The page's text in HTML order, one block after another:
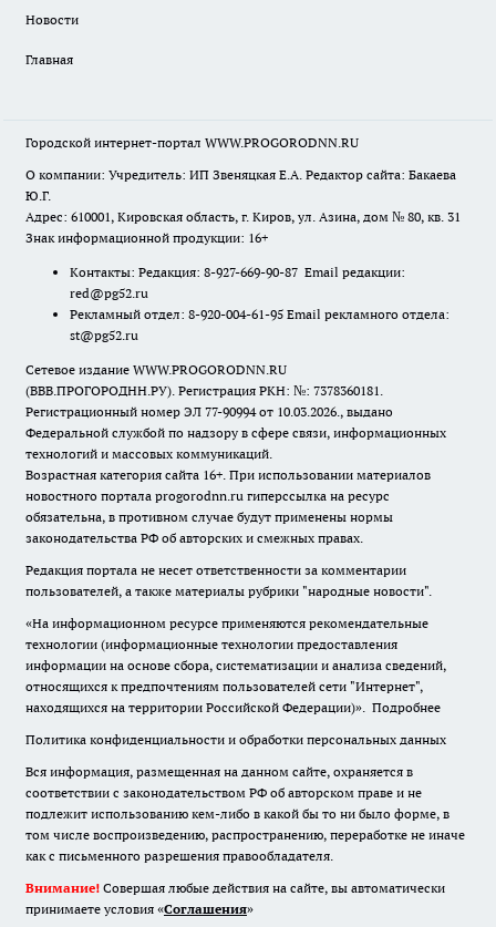
Новости
Главная
Городской интернет-портал WWW.PROGORODNN.RU
О компании: Учредитель: ИП Звеняцкая Е.А. Редактор сайта: Бакаева
Ю.Г.
Адрес: 610001, Кировская область, г. Киров, ул. Азина, дом № 80, кв. 31
Знак информационной продукции: 16+
Контакты: Редакция: 8-927-669-90-87 Email редакции:
red@pg52.ru
Рекламный отдел: 8-920-004-61-95 Email рекламного отдела:
st@pg52.ru
Сетевое издание WWW.PROGORODNN.RU
(ВВВ.ПРОГОРОДНН.РУ). Регистрация РКН: №: 7378360181.
Регистрационный номер ЭЛ 77-90994 от 10.03.2026., выдано
Федеральной службой по надзору в сфере связи, информационных
технологий и массовых коммуникаций.
Возрастная категория сайта 16+. При использовании материалов
новостного портала progorodnn.ru гиперссылка на ресурс
обязательна, в противном случае будут применены нормы
законодательства РФ об авторских и смежных правах.
Редакция портала не несет ответственности за комментарии
пользователей, а также материалы рубрики "народные новости".
«На информационном ресурсе применяются рекомендательные
технологии (информационные технологии предоставления
информации на основе сбора, систематизации и анализа сведений,
относящихся к предпочтениям пользователей сети "Интернет",
находящихся на территории Российской Федерации)». Подробнее
Политика конфиденциальности и обработки персональных данных
Вся информация, размещенная на данном сайте, охраняется в
соответствии с законодательством РФ об авторском праве и не
подлежит использованию кем-либо в какой бы то ни было форме, в
том числе воспроизведению, распространению, переработке не иначе
как с письменного разрешения правообладателя.
Внимание! Совершая любые действия на сайте, вы автоматически
принимаете условия «Cоглашения»